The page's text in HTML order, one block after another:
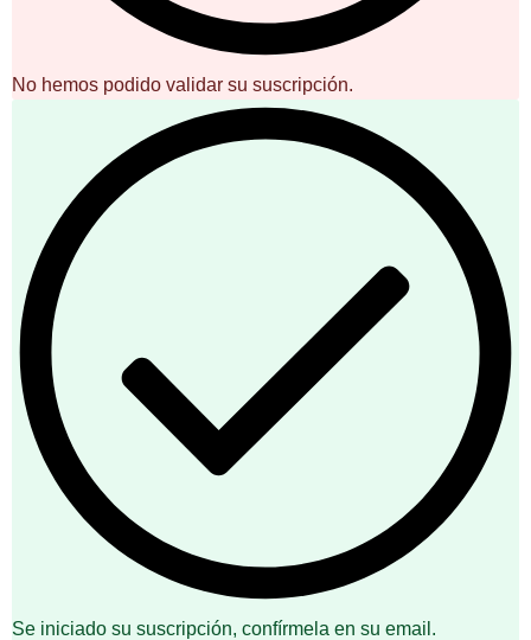
No hemos podido validar su suscripción.
Se iniciado su suscripción, confírmela en su email.